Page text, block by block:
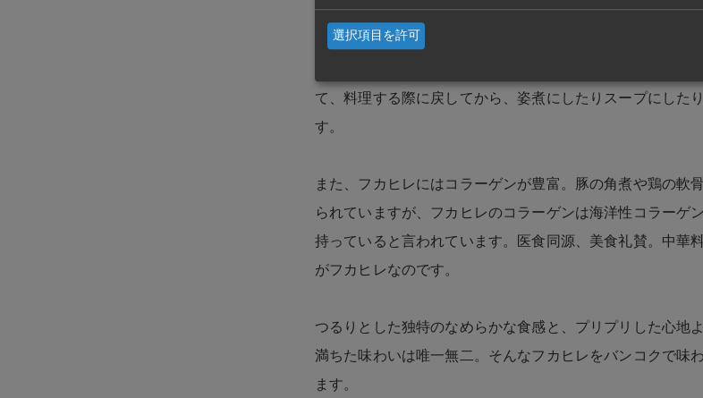
フカヒレというくらいですから、食材として使う部位はサ
したまま使われることが多いのは尾びれや背びれ。
ほぐしてから使われるのが胸ビレや腹ビレ、尻びれです。
て、料理する際に戻してから、姿煮にしたりスープにした
す。
また、フカヒレにはコラーゲンが豊富。豚の角煮や鶏の軟
られていますが、フカヒレのコラーゲンは海洋性コラーゲ
持っていると言われています。医食同源、美食礼賛。中華
がフカヒレなのです。
つるりとした独特のなめらかな食感と、プリプリした心地
満ちた味わいは唯一無二。そんなフカヒレをバンコクで味
ます。
選択項目を許可